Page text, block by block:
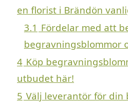
en florist i Brändön
3.1 Fördelar med att
begravningsblommor
4 Köp
utbudet här!
5 Välj leverantör för din